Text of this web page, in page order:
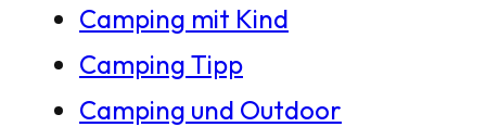
Camping mit Kind
Camping Tipp
Camping und Outdoor